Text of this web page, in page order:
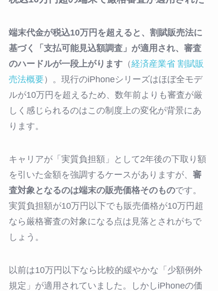
端末代金が税込10万円を超えると、割賦販売法に
基づく「支払可能見込額調査」が適用され、審査
のハードルが一段上がります（経済産業省 割賦販
売法概要）。現行のiPhoneシリーズはほぼ全モデ
ルが10万円を超えるため、数年前よりも審査が厳
しく感じられるのはこの制度上の変化が背景にあ
ります。
キャリアが「実質負担額」として2年後の下取り額
を引いた金額を強調するケースがありますが、 審
査対象となるのは端末の販売価格そのものです。
実質負担額が10万円以下でも販売価格が10万円超
なら厳格審査の対象になる点は見落とされがちで
しょう。
以前は10万円以下なら比較的緩やかな「少額例外
規定」が適用されていました。しかしiPhoneの価